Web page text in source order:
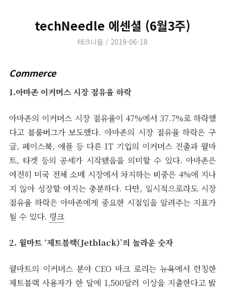
techNeedle 에센셜 (6월3주)
Author
테크니들
Posted
2019-06-18
Commerce
1.아마존 이커머스 시장 점유율 하락
아마존의 이커머스 시장 점유율이 47%에서 37.7%로 하락했
다고 블룸버그가 보도했다. 아마존의 시장 점유율 하락은 구
글, 페이스북, 애플 등 다른 IT 기업의 이커머스 진출과 월마
트, 타겟 등의 공세가 시작됐음을 의미할 수 있다. 아마존은
여전히 미국 전체 소매 시장에서 차지하는 비중은 4%에 지나
지 않아 성장할 여지는 충분하다. 다만, 일시적으로라도 시장
점유율 하락은 아마존에게 중요한 시점임을 알려주는 지표가
될 수 있다. 링크
2. 월마트 ‘제트블랙(Jetblack)’의 놀라운 숫자
월마트의 이커머스 분야 CEO 마크 로리는 뉴욕에서 런칭한
제트블랙 사용자가 한 달에 1,500달러 이상을 지출한다고 밝